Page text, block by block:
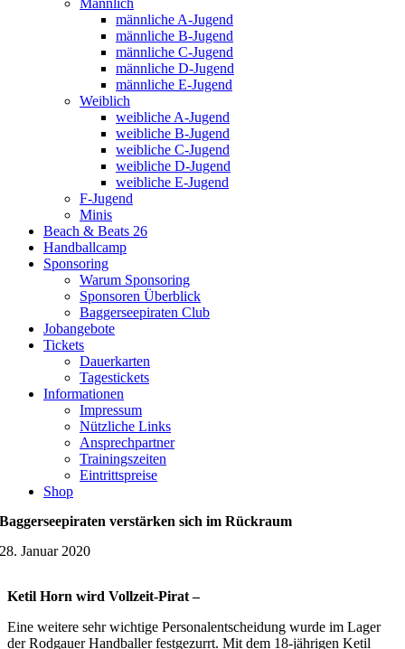
Männlich
männliche A-Jugend
männliche B-Jugend
männliche C-Jugend
männliche D-Jugend
männliche E-Jugend
Weiblich
weibliche A-Jugend
weibliche B-Jugend
weibliche C-Jugend
weibliche D-Jugend
weibliche E-Jugend
F-Jugend
Minis
Beach & Beats 26
Handballcamp
Sponsoring
Warum Sponsoring
Sponsoren Überblick
Baggerseepiraten Club
Jobangebote
Tickets
Dauerkarten
Tagestickets
Informationen
Impressum
Nützliche Links
Ansprechpartner
Trainingszeiten
Eintrittspreise
Shop
Baggerseepiraten verstärken sich im Rückraum
28. Januar 2020
Ketil Horn wird Vollzeit-Pirat –
Eine weitere sehr wichtige Personalentscheidung wurde im Lager
der Rodgauer Handballer festgezurrt. Mit dem 18-jährigen Ketil